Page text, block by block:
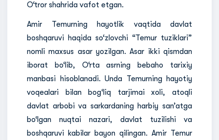
O‘tror shahrida vafot etgan.
Amir Temurning hayotlik vaqtida davlat
boshqaruvi haqida so‘zlovchi “Temur tuziklari”
nomli maxsus asar yozilgan. Asar ikki qismdan
iborat bo‘lib, O‘rta asrning bebaho tarixiy
manbasi hisoblanadi. Unda Temurning hayotiy
voqealari bilan bog‘liq tarjimai xoli, atoqli
davlat arbobi va sarkardaning harbiy san’atga
bo‘lgan nuqtai nazari, davlat tuzilishi va
boshqaruvi kabilar bayon qilingan. Amir Temur